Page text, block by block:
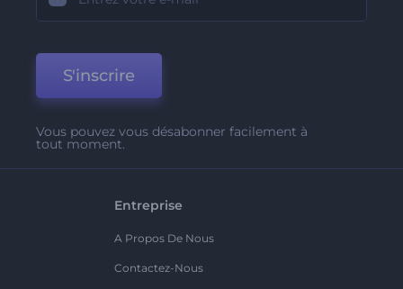
S'inscrire
Vous pouvez vous désabonner facilement à
tout moment.
Entreprise
A Propos De Nous
Contactez-Nous